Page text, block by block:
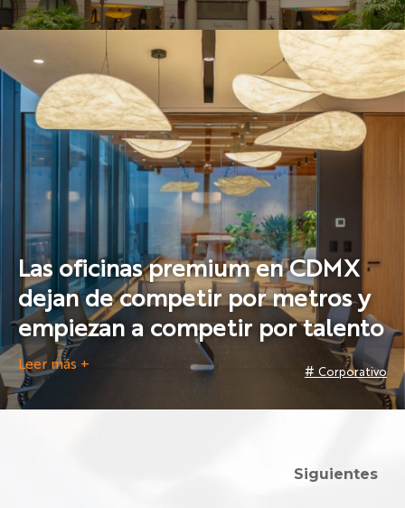
Las oficinas premium en CDMX
dejan de competir por metros y
empiezan a competir por talento
Leer más + # Corporativo
Siguientes